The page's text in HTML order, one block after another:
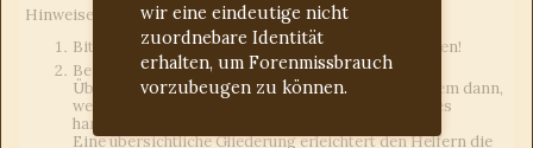
wir eine eindeutige nicht
zuordnebare Identität
erhalten, um Forenmissbrauch
vorzubeugen zu können.
Hinweise an die Fragesteller:
Bitte für jedes Anliegen einen neuen Beitrag erstellen!
Bei Latein-Deutsch-Übersetzungen einen eigenen
Übersetzungsversuch mit angeben. Das gilt vor allem dann,
wenn es sich um Hausaufgaben oder Vergleichbares
handelt.
Eine übersichtliche Gliederung erleichtert den Helfern die